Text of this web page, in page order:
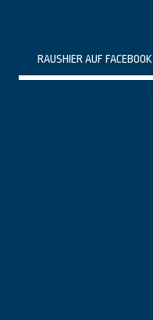
RAUSHIER AUF FACEBOOK